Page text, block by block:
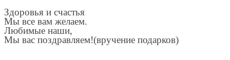
Здоровья и счастья
Мы все вам желаем.
Любимые наши,
Мы вас поздравляем!(вручение подарков)